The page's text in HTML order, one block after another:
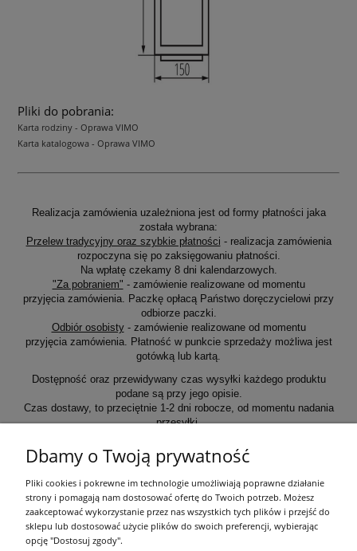
Pliki do pobrania:
Karta rodziny - Oprawa VIMO
Karta katalogowa - Oprawa VIMO
Realizacja zamówienia uzależniona jest od formy płatności jaka
została wybrana:
Przelew tradycyjny oraz szybkie płatności - realizacja zamówienia
rozpoczyna się po zaksięgowaniu płatności.
Na wpłatę czekamy 8 dni kalendarzowych.
"Za pobraniem" - zamówienie realizowane od momentu
przyjęcia zamówienia. Paczkę opłacą Państwo doręczycielowi przy
odbiorze paczki.
Odbiór osobisty- zamówienie realizowane od momentu
przyjęcia zamówienia. Płatność w punkcie sprzedaży możliwa jest
gotówką lub kartą.
Dostępność oraz przewidywany czas wysyłki każdego produktu
podane są przy jego opisie.
Czas dostawy, to przeciętnie 1-2 dni robocze, od momentu nadania
przesyłki.
Informacje ogólne
Zakupy
Dbamy o Twoją prywatność
Pliki cookies i pokrewne im technologie umożliwiają poprawne działanie
strony i pomagają nam dostosować ofertę do Twoich potrzeb. Możesz
zaakceptować wykorzystanie przez nas wszystkich tych plików i przejść do
sklepu lub dostosować użycie plików do swoich preferencji, wybierając
opcję "Dostosuj zgody".